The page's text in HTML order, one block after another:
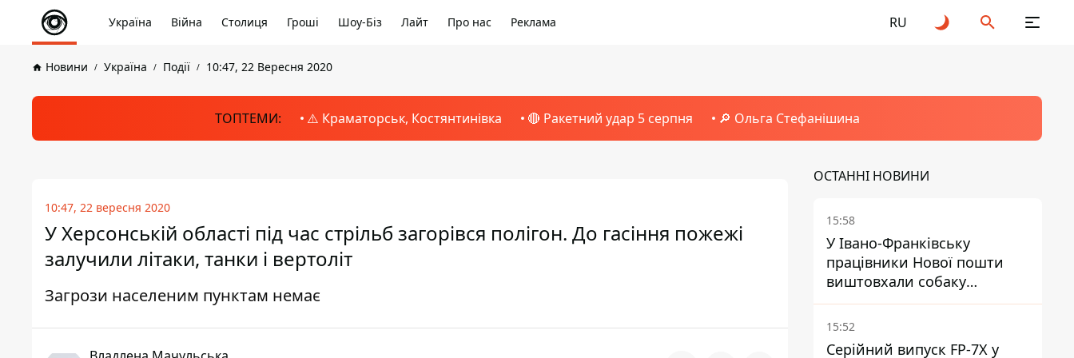
Україна Війна Столиця Гроші Шоу-Біз Лайт Про нас Реклама RU
Новини Україна Події 10:47, 22 Вересня 2020
ТОПТЕМИ: ⚠️ Краматорськ, Костянтинівка 🔴 Ракетний удар 5 серпня 🔎 Ольга Стефанішина
10:47, 22 вересня 2020
У Херсонській області під час стрільб загорівся полігон. До гасіння пожежі
залучили літаки, танки і вертоліт
Загрози населеним пунктам немає
ОСТАННІ НОВИНИ
15:58
У Івано-Франківську
працівники Нової пошти
виштовхали собаку
шваброю у 37-градусну
спеку — реакція компанії
15:52
Серійний випуск FP-7X у